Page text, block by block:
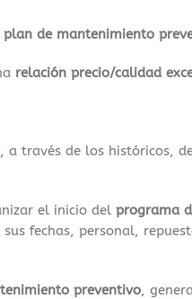
plan de mantenimiento
relación precio/calidad
través de los históricos,
el inicio del programa
fechas, personal,
preventivo,